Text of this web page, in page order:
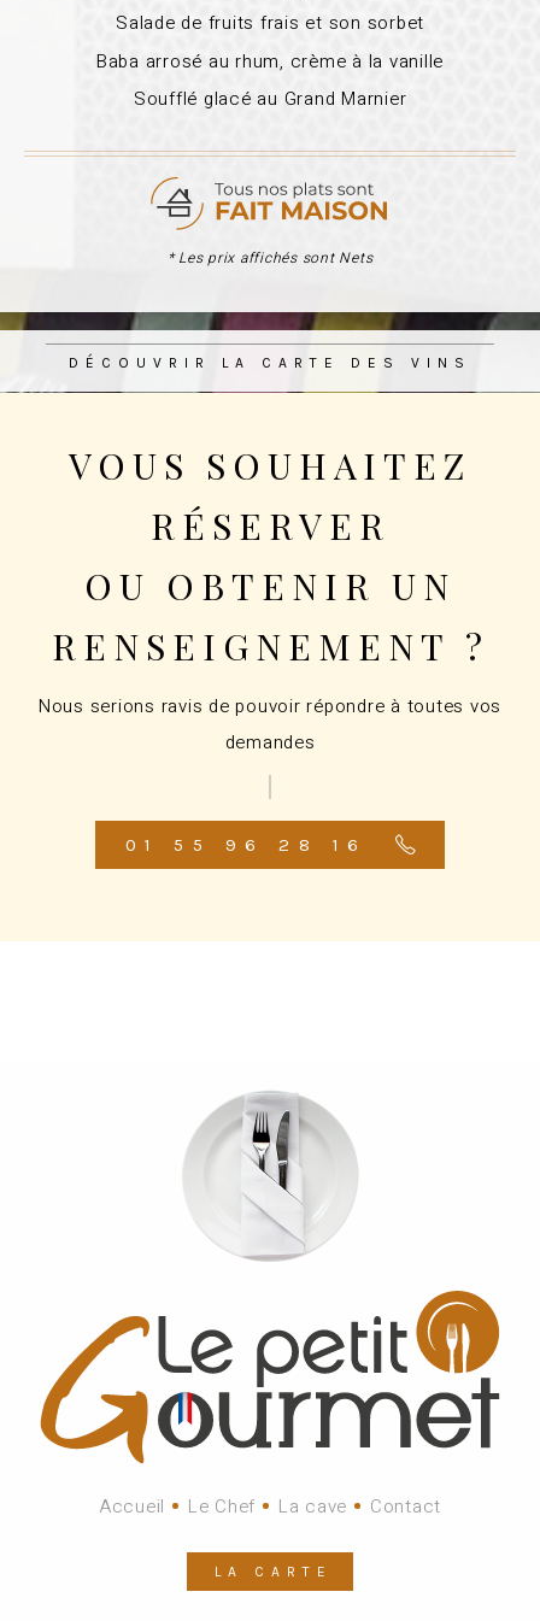
Salade de fruits frais et son sorbet
Baba arrosé au rhum, crème à la vanille
Soufflé glacé au Grand Marnier
* Les prix affichés sont Nets
DÉCOUVRIR LA CARTE DES VINS
VOUS SOUHAITEZ
RÉSERVER
OU OBTENIR UN
RENSEIGNEMENT ?
Nous serions ravis de pouvoir répondre à toutes vos
demandes
01 55 96 28 16
Accueil Le Chef La cave Contact
LA CARTE